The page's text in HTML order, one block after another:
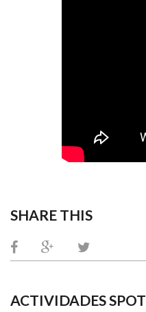
SHARE THIS
ACTIVIDADES SPOT